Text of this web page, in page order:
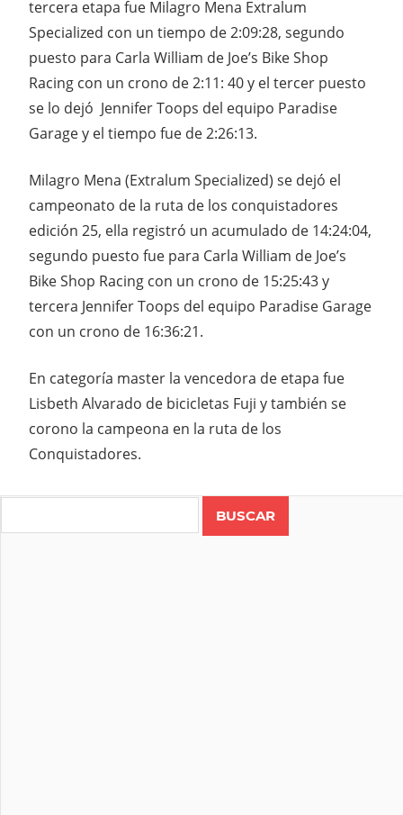
tercera etapa fue Milagro Mena Extralum
Specialized con un tiempo de 2:09:28, segundo
puesto para Carla William de Joe’s Bike Shop
Racing con un crono de 2:11: 40 y el tercer puesto
se lo dejó Jennifer Toops del equipo Paradise
Garage y el tiempo fue de 2:26:13.
Milagro Mena (Extralum Specialized) se dejó el
campeonato de la ruta de los conquistadores
edición 25, ella registró un acumulado de 14:24:04,
segundo puesto fue para Carla William de Joe’s
Bike Shop Racing con un crono de 15:25:43 y
tercera Jennifer Toops del equipo Paradise Garage
con un crono de 16:36:21.
En categoría master la vencedora de etapa fue
Lisbeth Alvarado de bicicletas Fuji y también se
corono la campeona en la ruta de los
Conquistadores.